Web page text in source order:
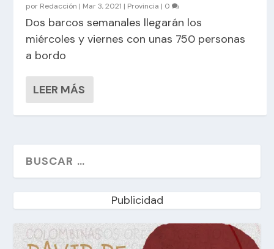
por Redacción | Mar 3, 2021 | Provincia | 0
Dos barcos semanales llegarán los
miércoles y viernes con unas 750 personas
a bordo
LEER MÁS
Publicidad